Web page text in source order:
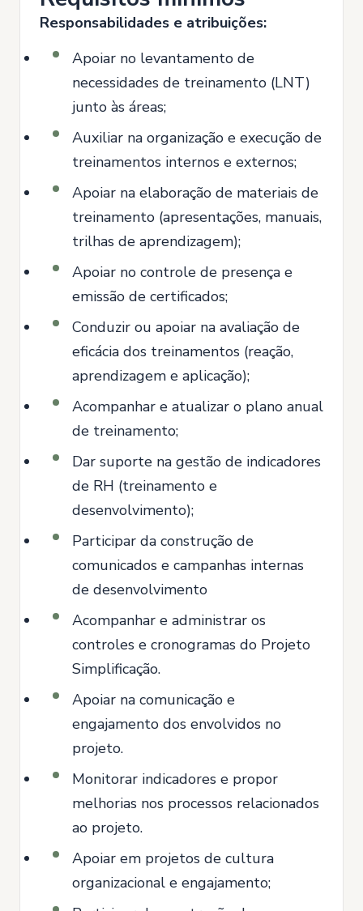
Responsabilidades e atribuições:
Apoiar no levantamento de
necessidades de treinamento (LNT)
junto às áreas;
Auxiliar na organização e execução de
treinamentos internos e externos;
Apoiar na elaboração de materiais de
treinamento (apresentações, manuais,
trilhas de aprendizagem);
Apoiar no controle de presença e
emissão de certificados;
Conduzir ou apoiar na avaliação de
eficácia dos treinamentos (reação,
aprendizagem e aplicação);
Acompanhar e atualizar o plano anual
de treinamento;
Dar suporte na gestão de indicadores
de RH (treinamento e
desenvolvimento);
Participar da construção de
comunicados e campanhas internas
de desenvolvimento
Acompanhar e administrar os
controles e cronogramas do Projeto
Simplificação.
Apoiar na comunicação e
engajamento dos envolvidos no
projeto.
Monitorar indicadores e propor
melhorias nos processos relacionados
ao projeto.
Apoiar em projetos de cultura
organizacional e engajamento;